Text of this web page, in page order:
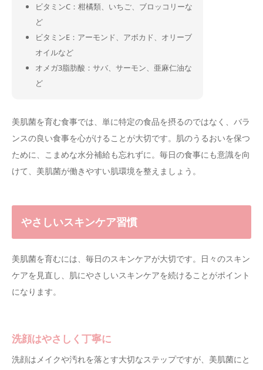
ビタミンC：柑橘類、いちご、ブロッコリーな
ど
ビタミンE：アーモンド、アボカド、オリーブ
オイルなど
オメガ3脂肪酸：サバ、サーモン、亜麻仁油な
ど
美肌菌を育む食事では、単に特定の食品を摂るのではなく、バラ
ンスの良い食事を心がけることが大切です。肌のうるおいを保つ
ために、こまめな水分補給も忘れずに。毎日の食事にも意識を向
けて、美肌菌が働きやすい肌環境を整えましょう。
やさしいスキンケア習慣
美肌菌を育むには、毎日のスキンケアが大切です。日々のスキン
ケアを見直し、肌にやさしいスキンケアを続けることがポイント
になります。
洗顔はやさしく丁寧に
洗顔はメイクや汚れを落とす大切なステップですが、美肌菌にと